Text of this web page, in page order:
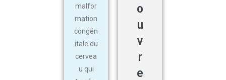
malfor
mation
congén
itale du
cervea
u qui
o
u
v
r
e